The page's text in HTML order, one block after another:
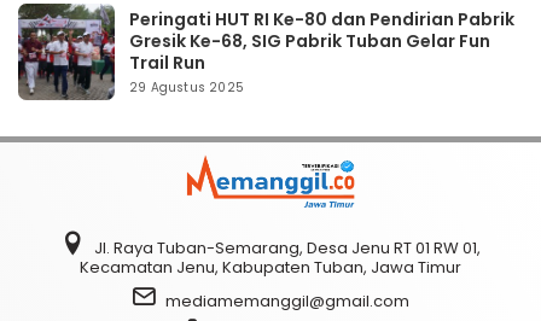
Peringati HUT RI Ke-80 dan Pendirian Pabrik
Gresik Ke-68, SIG Pabrik Tuban Gelar Fun
Trail Run
29 Agustus 2025
Jl. Raya Tuban-Semarang, Desa Jenu RT 01 RW 01,
Kecamatan Jenu, Kabupaten Tuban, Jawa Timur
mediamemanggil@gmail.com